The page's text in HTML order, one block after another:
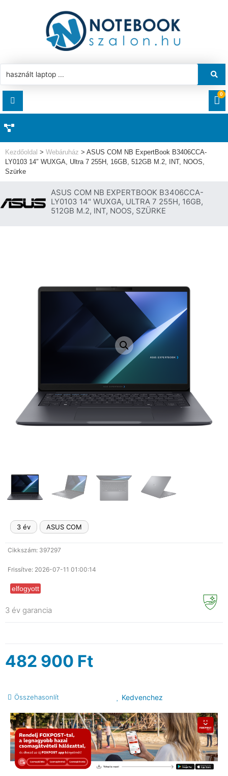
LETÖLTÉSEK
0
HASZNÁLT LAPTOP
AKCIÓ
LAPTOP ALKATRÉSZ
KOMPONENS
Kezdőoldal > Webáruház > ASUS COM NB ExpertBook B3406CCA-
LY0103 14″ WUXGA, Ultra 7 255H, 16GB, 512GB M.2, INT, NOOS,
Szürke
ASUS COM NB EXPERTBOOK B3406CCA-
LY0103 14" WUXGA, ULTRA 7 255H, 16GB,
512GB M.2, INT, NOOS, SZÜRKE
3 év ASUS COM
Cikkszám: 397297
Frissítve: 2026-07-11 01:00:14
elfogyott
3 év garancia
482 900 Ft
Összehasonlít Kedvenchez